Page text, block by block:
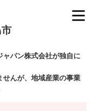
パン株式会社が独自に
んが、地域産業の事業